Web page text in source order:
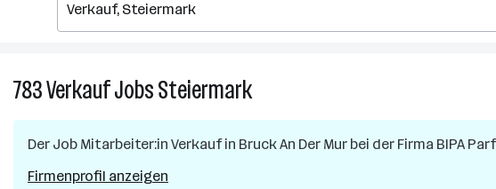
783VerkaufJobsSteiermark783
in
Der Job Mitarbeiter:in Verkaufin Bruck An Der Mur bei der Firma BIPA
Firmenprofil anzeigen